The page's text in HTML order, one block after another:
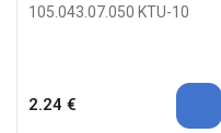
105.043.07.050 KTU-10
2.24 €